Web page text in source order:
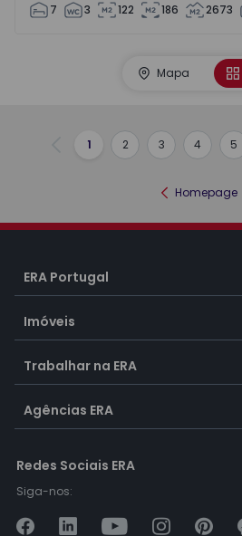
7 3 122 186 2673
Mapa
Anterior
1 2 3 4 5
Homepage
ERA Portugal
Imóveis
Trabalhar na ERA
Agências ERA
Redes Sociais ERA
Siga-nos: